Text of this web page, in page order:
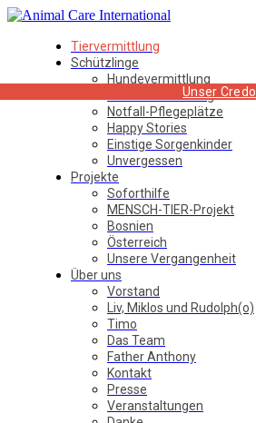
Tiervermittlung
Unser Credo
Schützlinge
Hundevermittlung
Katzenvermittlung
Notfall-Pflegeplätze
Happy Stories
Einstige Sorgenkinder
Unvergessen
Projekte
Soforthilfe
MENSCH-TIER-Projekt
Bosnien
Österreich
Unsere Vergangenheit
Über uns
Vorstand
Liv, Miklos und Rudolph(o)
Timo
Das Team
Father Anthony
Kontakt
Presse
Veranstaltungen